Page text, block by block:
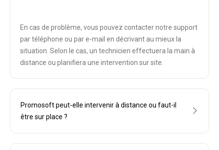
En cas de problème, vous pouvez contacter notre support
par téléphone ou par e-mail en décrivant au mieux la
situation. Selon le cas, un technicien effectuera la main à
distance ou planifiera une intervention sur site.
Promosoft peut-elle intervenir à distance ou faut-il
être sur place ?